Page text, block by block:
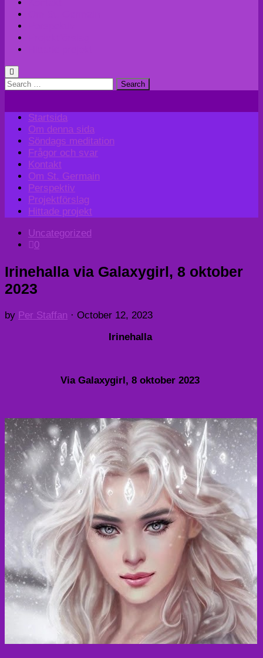
Search
Startsida
Om denna sida
Söndags meditation
Frågor och svar
Kontakt
Om St. Germain
Perspektiv
Projektförslag
Hittade projekt
Uncategorized
0
Irinehalla via Galaxygirl, 8 oktober
2023
by Per Staffan · October 12, 2023
Irinehalla
Via Galaxygirl, 8 oktober 2023